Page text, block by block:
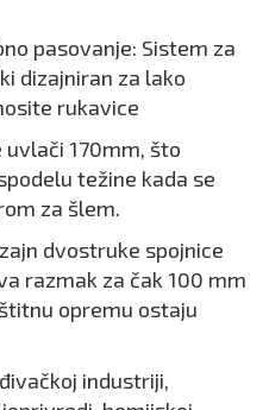
pasovanje: Sistem za
dizajniran za lako
rukavice
170mm, što
težine kada se
za šlem.
dvostruke spojnice
razmak za čak 100 mm
opremu ostaju
industriji,